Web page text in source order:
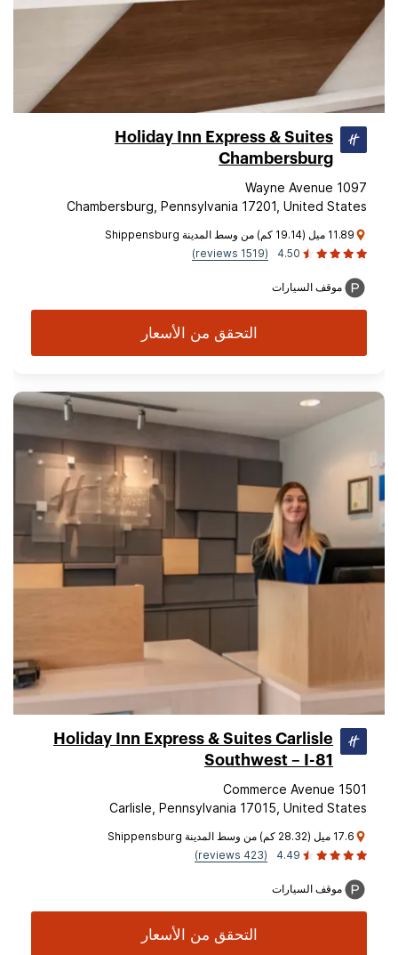
Holiday Inn Express & Suites
Chambersburg
1097 Wayne Avenue
Chambersburg, Pennsylvania 17201, United States
11.89 ميل (19.14 كم) من وسط المدينة Shippensburg
4.50
(1519 reviews)
موقف السيارات
التحقق من الأسعار
Holiday Inn Express & Suites Carlisle
Southwest – I-81
1501 Commerce Avenue
Carlisle, Pennsylvania 17015, United States
17.6 ميل (28.32 كم) من وسط المدينة Shippensburg
4.49
(423 reviews)
موقف السيارات
التحقق من الأسعار